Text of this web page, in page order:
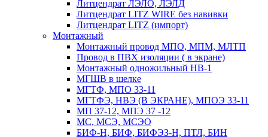
Литцендрат ЛЭЛО, ЛЭЛД
Литцендрат LITZ WIRE без навивки
Литцендрат LITZ (импорт)
Монтажный
Монтажный провод МПО, МПМ, МЛТП
Провод в ПВХ изоляции ( в экране)
Монтажный одножильный HB-1
МГШВ в шелке
МГТФ, МПО 33-11
МГТФЭ, НВЭ (В ЭКРАНЕ), МПОЭ 33-11
МП 37-12, МПЭ 37 -12
МС, МСЭ, МСЭО
БИФ-Н, БИФ, БИФЭЗ-Н, ПТЛ, БИН